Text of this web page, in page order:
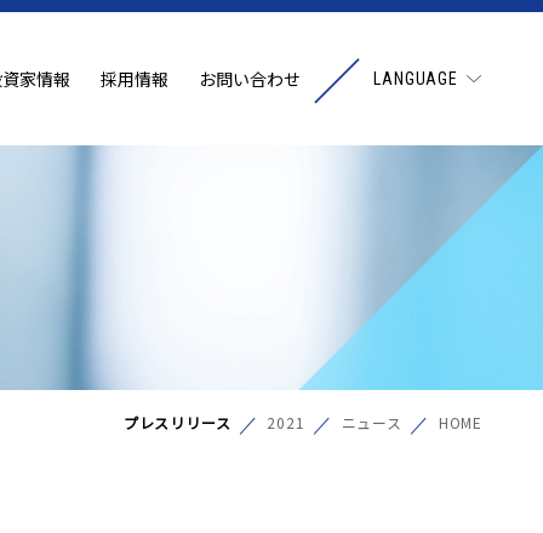
家情報 採用情報 お問い合わせ LANGUAGE
HOME
ニュース
2021
プレスリリース